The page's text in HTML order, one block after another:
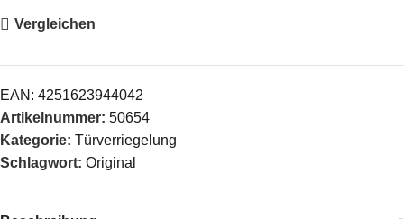
Vergleichen
EAN: 4251623944042
Artikelnummer: 50654
Kategorie: Türverriegelung
Schlagwort: Original